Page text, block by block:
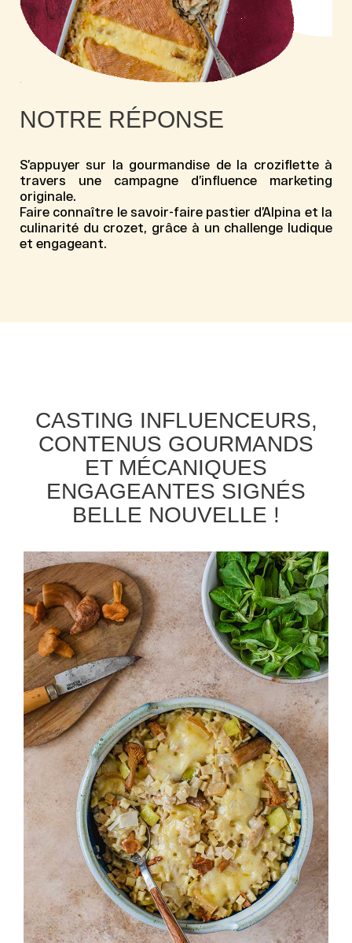
NOTRE RÉPONSE
S’appuyer sur la gourmandise de la croziflette à
travers une campagne d’influence marketing
originale.
Faire connaître le savoir-faire pastier d’Alpina et la
culinarité du crozet, grâce à un challenge ludique
et engageant.
CASTING INFLUENCEURS,
CONTENUS GOURMANDS
ET MÉCANIQUES
ENGAGEANTES SIGNÉS
BELLE NOUVELLE !